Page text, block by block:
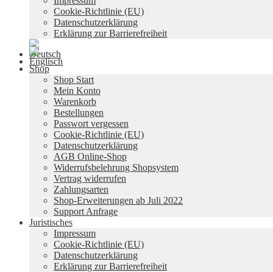
Cookie-Richtlinie (EU)
Datenschutzerklärung
Erklärung zur Barrierefreiheit
Shop
Shop Start
Mein Konto
Warenkorb
Bestellungen
Passwort vergessen
Cookie-Richtlinie (EU)
Datenschutzerklärung
AGB Online-Shop
Widerrufsbelehrung Shopsystem
Vertrag widerrufen
Zahlungsarten
Shop-Erweiterungen ab Juli 2022
Support Anfrage
Juristisches
Impressum
Cookie-Richtlinie (EU)
Datenschutzerklärung
Erklärung zur Barrierefreiheit